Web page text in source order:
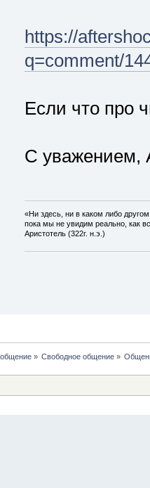
https://
q=comment/
Если что про
С уважением,
«Ни здесь, ни в каком либо
пока мы не увидим реально, как
Аристотель (322г. н.э.)
» Свободное общение»